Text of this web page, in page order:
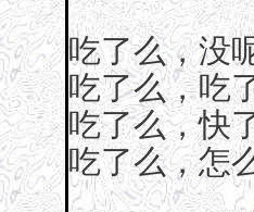
吃了么，没
吃了么，吃
吃了么，快
吃了么，怎